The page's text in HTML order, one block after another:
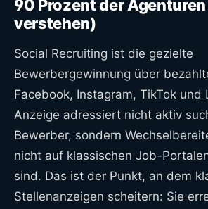
90 Prozent der
verstehen)
Social Recruiting ist die gezielte
Bewerbergewinnung über
Facebook, Instagram, TikTok und
Anzeige adressiert nicht aktiv
Bewerber, sondern
nicht auf klassischen Job-
sind. Das ist der Punkt, an dem
Stellenanzeigen scheitern: Sie